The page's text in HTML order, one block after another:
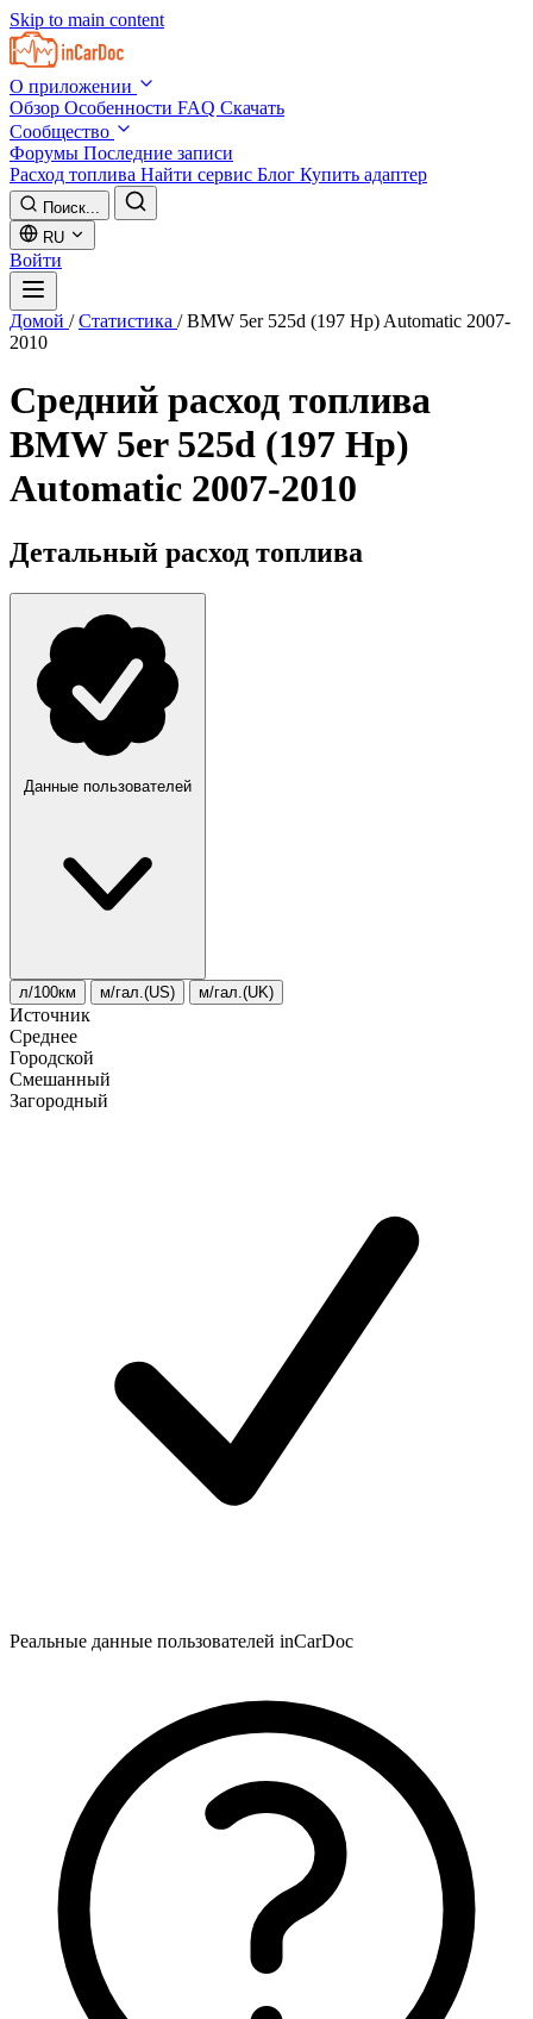
Skip to main content
О приложении
Обзор Особенности FAQ Скачать
Сообщество
Форумы Последние записи
Расход топлива Найти сервис Блог Купить адаптер
Поиск...
RU
Войти
Домой / Статистика / BMW 5er 525d (197 Hp) Automatic 2007-
2010
Средний расход топлива
BMW 5er 525d (197 Hp)
Automatic 2007-2010
Детальный расход топлива
Данные пользователей
л/100км м/гал.(US) м/гал.(UK)
Источник
Среднее
Городской
Смешанный
Загородный
Реальные данные пользователей inCarDoc